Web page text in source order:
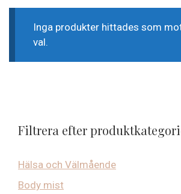
Inga produkter hittades som
val.
Filtrera efter
Hälsa och Välmående
Body mist